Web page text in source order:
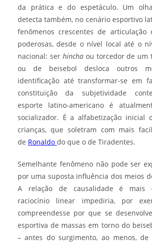
da prática e do espetáculo. Um
detecta também, no cenário esportivo
fenômenos crescentes de articulação
poderosas, desde o nível local até o
nacional: ser hincha ou torcedor de um
ou de beisebol desloca outros
identificação até transformar-se em
constituição da subjetividade
esporte latino-americano é
socializador. É a alfabetização inicial
crianças, que soletram com mais
de Ronaldo do que o de Tiradentes.
Semelhante fenômeno não pode ser
por uma suposta influência dos meios
A relação de causalidade é mais
raciocínio linear impediria, por
compreendesse por que se
esportiva de massas em torno do
– antes do surgimento, ao menos, de